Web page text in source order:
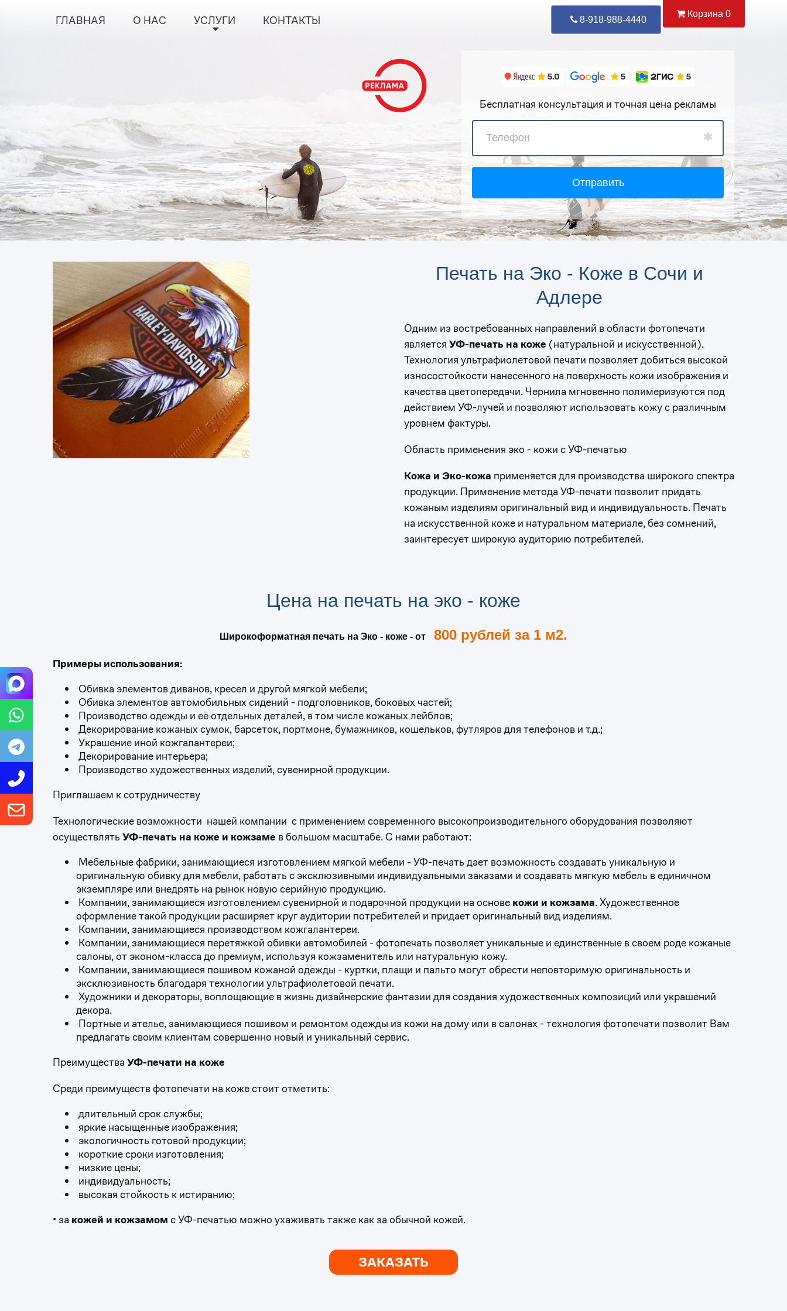
Корзина 0
8-918-988-4440 Уже Позвонили
ГЛАВНАЯ О НАС УСЛУГИ КОНТАКТЫ
Бесплатная консультация и точная цена рекламы
Отправить
Печать на Эко - Коже в Сочи и
Адлере
Одним из востребованных направлений в области фотопечати
является УФ-печать на коже (натуральной и искусственной).
Технология ультрафиолетовой печати позволяет добиться высокой
износостойкости нанесенного на поверхность кожи изображения и
качества цветопередачи. Чернила мгновенно полимеризуются под
действием УФ-лучей и позволяют использовать кожу с различным
уровнем фактуры.
Область применения эко - кожи с УФ-печатью
Кожа и Эко-кожа применяется для производства широкого спектра
продукции. Применение метода УФ-печати позволит придать
кожаным изделиям оригинальный вид и индивидуальность. Печать
на искусственной коже и натуральном материале, без сомнений,
заинтересует широкую аудиторию потребителей.
Цена на печать на эко - коже
Широкоформатная печать на Эко - коже - от 800 рублей за 1 м2.
Примеры использования:
Обивка элементов диванов, кресел и другой мягкой мебели;
Обивка элементов автомобильных сидений - подголовников, боковых частей;
Производство одежды и её отдельных деталей, в том числе кожаных лейблов;
Декорирование кожаных сумок, барсеток, портмоне, бумажников, кошельков, футляров для телефонов и т.д.;
Украшение иной кожгалантереи;
Декорирование интерьера;
Производство художественных изделий, сувенирной продукции.
Приглашаем к сотрудничеству
Технологические возможности нашей компании с применением современного высокопроизводительного оборудования позволяют
осуществлять УФ-печать на коже и кожзаме в большом масштабе. С нами работают:
Мебельные фабрики, занимающиеся изготовлением мягкой мебели - УФ-печать дает возможность создавать уникальную и
оригинальную обивку для мебели, работать с эксклюзивными индивидуальными заказами и создавать мягкую мебель в единичном
экземпляре или внедрять на рынок новую серийную продукцию.
Компании, занимающиеся изготовлением сувенирной и подарочной продукции на основе кожи и кожзама. Художественное
оформление такой продукции расширяет круг аудитории потребителей и придает оригинальный вид изделиям.
Компании, занимающиеся производством кожгалантереи.
Компании, занимающиеся перетяжкой обивки автомобилей - фотопечать позволяет уникальные и единственные в своем роде кожаные
салоны, от эконом-класса до премиум, используя кожзаменитель или натуральную кожу.
Компании, занимающиеся пошивом кожаной одежды - куртки, плащи и пальто могут обрести неповторимую оригинальность и
эксклюзивность благодаря технологии ультрафиолетовой печати.
Художники и декораторы, воплощающие в жизнь дизайнерские фантазии для создания художественных композиций или украшений
декора.
Портные и ателье, занимающиеся пошивом и ремонтом одежды из кожи на дому или в салонах - технология фотопечати позволит Вам
предлагать своим клиентам совершенно новый и уникальный сервис.
Преимущества УФ-печати на коже
Среди преимуществ фотопечати на коже стоит отметить:
длительный срок службы;
яркие насыщенные изображения;
экологичность готовой продукции;
короткие сроки изготовления;
низкие цены;
индивидуальность;
высокая стойкость к истиранию;
• за кожей и кожзамом с УФ-печатью можно ухаживать также как за обычной кожей.
ЗАКАЗАТЬ
4
5
4
5